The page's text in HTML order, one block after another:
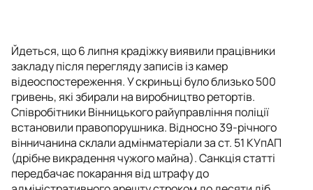
Йдеться, що 6 липня крадіжку виявили працівники
закладу після перегляду записів із камер
відеоспостереження. У скриньці було близько 500
гривень, які збирали на виробництво ретортів.
Співробітники Вінницького райуправління поліції
встановили правопорушника. Відносно 39-річного
вінничанина склали адмінматеріали за ст. 51 КУпАП
(дрібне викрадення чужого майна). Санкція статті
передбачає покарання від штрафу до